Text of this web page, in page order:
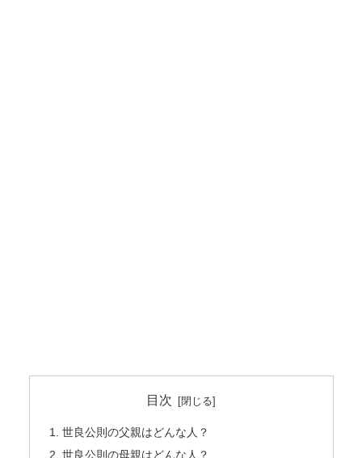
目次
世良公則の父親はどんな人？
世良公則の母親はどんな人？